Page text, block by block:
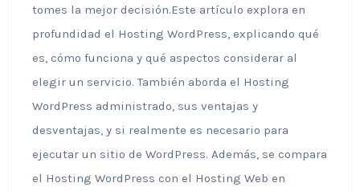
tomes la mejor decisión.Este artículo explora en
profundidad el Hosting WordPress, explicando qué
es, cómo funciona y qué aspectos considerar al
elegir un servicio. También aborda el Hosting
WordPress administrado, sus ventajas y
desventajas, y si realmente es necesario para
ejecutar un sitio de WordPress. Además, se compara
el Hosting WordPress con el Hosting Web en